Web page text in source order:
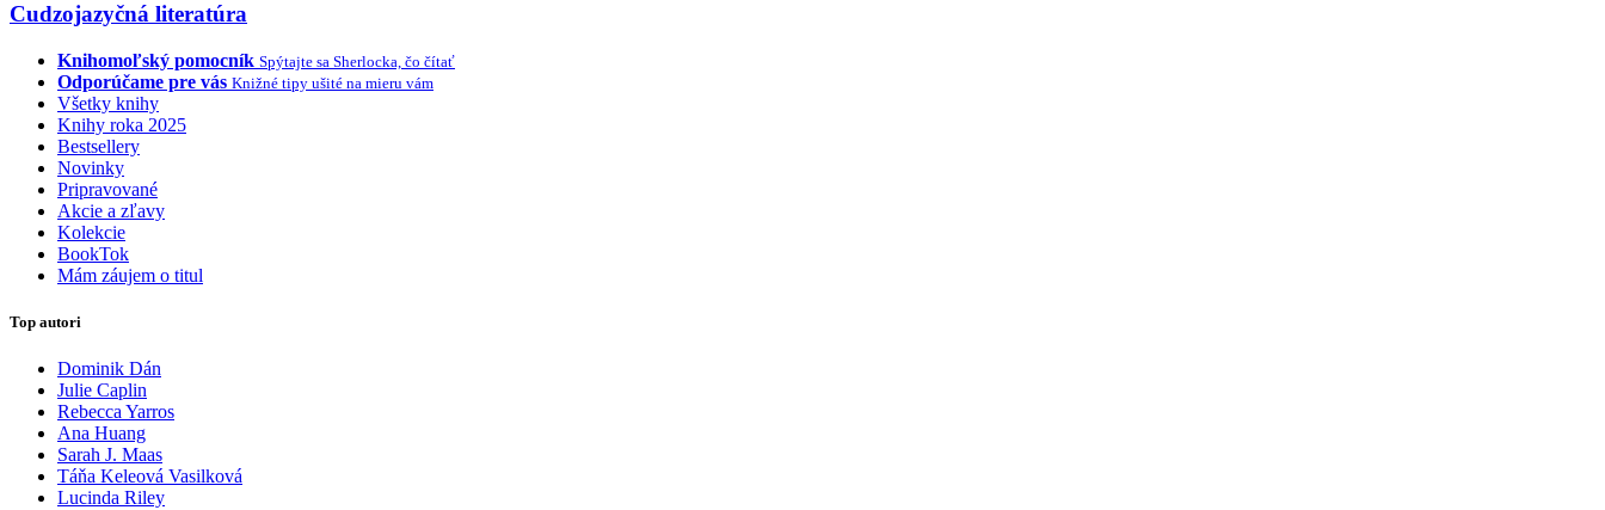
Cudzojazyčná literatúra
Knihomoľský pomocník Spýtajte sa Sherlocka, čo čítať
Odporúčame pre vás Knižné tipy ušité na mieru vám
Všetky knihy
Knihy roka 2025
Bestsellery
Novinky
Pripravované
Akcie a zľavy
Kolekcie
BookTok
Mám záujem o titul
Top autori
Dominik Dán
Julie Caplin
Rebecca Yarros
Ana Huang
Sarah J. Maas
Táňa Keleová Vasilková
Lucinda Riley